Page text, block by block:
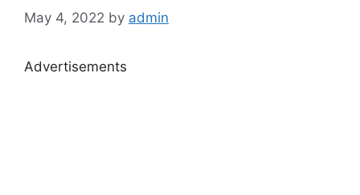
May 4, 2022 by admin
Advertisements